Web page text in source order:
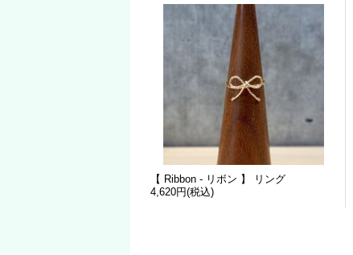
【 Ribbon - リボン 】 リング
4,620円(税込)